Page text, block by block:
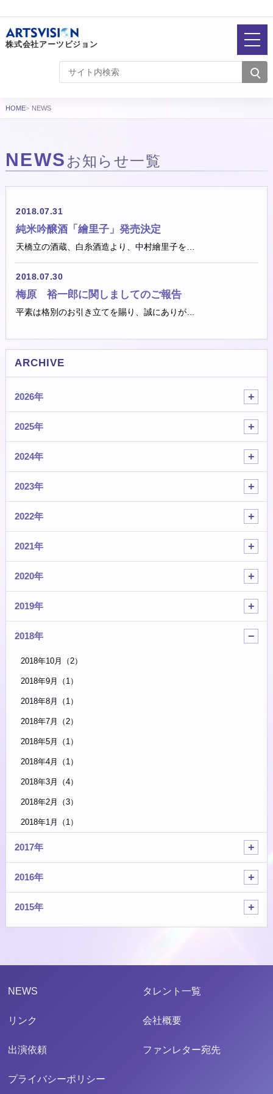
株式会社アーツビジョン
HOME NEWS
NEWS お知らせ一覧
2018.07.31
純米吟醸酒「繪里子」発売決定
天橋立の酒蔵、白糸酒造より、中村繪里子を…
2018.07.30
梅原 裕一郎に関しましてのご報告
平素は格別のお引き立てを賜り、誠にありが…
ARCHIVE
2026年
2025年
2024年
2023年
2022年
2021年
2020年
2019年
2018年
2018年10月（2）
2018年9月（1）
2018年8月（1）
2018年7月（2）
2018年5月（1）
2018年4月（1）
2018年3月（4）
2018年2月（3）
2018年1月（1）
2017年
2016年
2015年
NEWS タレント一覧
リンク 会社概要
出演依頼 ファンレター宛先
プライバシーポリシー